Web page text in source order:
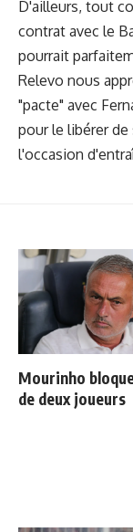
D'ailleurs, tout
contrat avec le
pourrait
Relevo nous
"pacte" avec
pour le libérer
l'occasion
Mourinho
de deux joueurs